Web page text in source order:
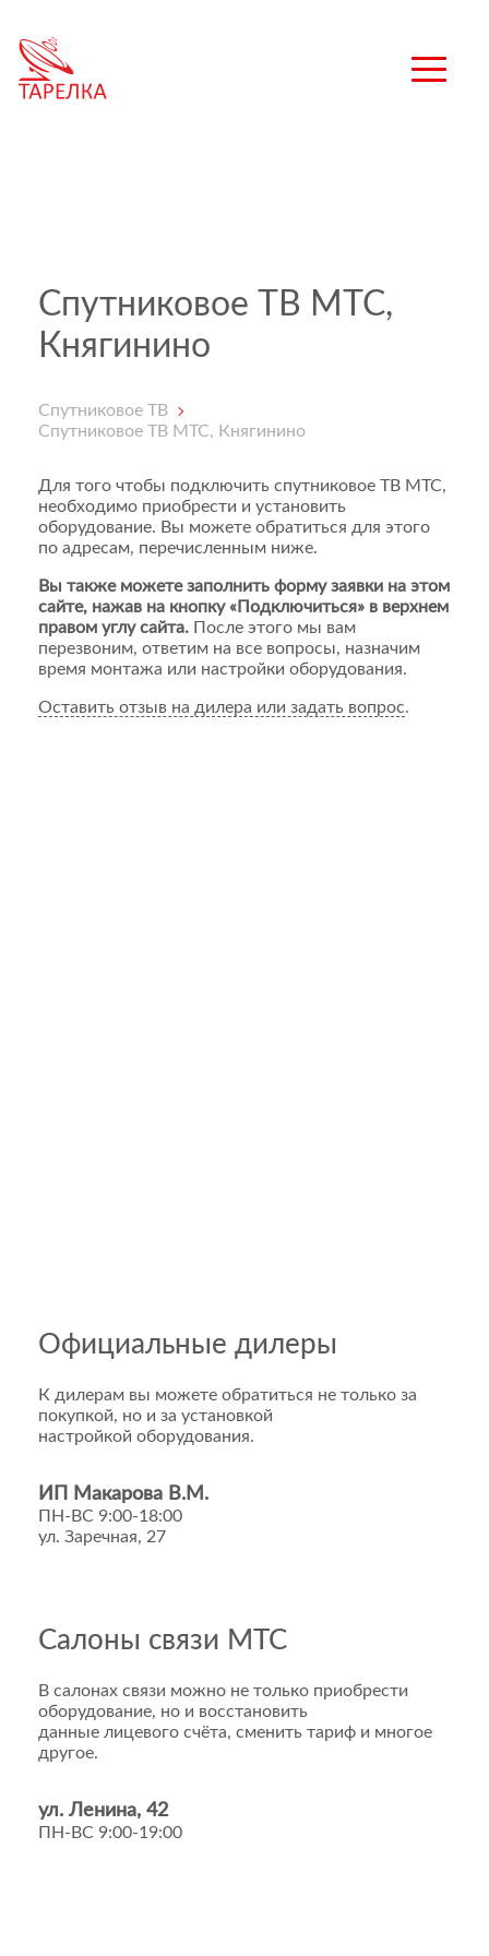
Спутниковое ТВ МТС,
Княгинино
Спутниковое ТВ
Спутниковое ТВ МТС, Княгинино
Для того чтобы подключить спутниковое ТВ МТС,
необходимо приобрести и установить
оборудование. Вы можете обратиться для этого
по адресам, перечисленным ниже.
Вы также можете заполнить форму заявки на этом
сайте, нажав на кнопку «Подключиться» в верхнем
правом углу сайта. После этого мы вам
перезвоним, ответим на все вопросы, назначим
время монтажа или настройки оборудования.
Оставить отзыв на дилера или задать вопрос.
Официальные дилеры
К дилерам вы можете обратиться не только за
покупкой, но и за установкой
настройкой оборудования.
ИП Макарова В.М.
ПН-ВС 9:00-18:00
ул. Заречная, 27
Салоны связи МТС
В салонах связи можно не только приобрести
оборудование, но и восстановить
данные лицевого счёта, сменить тариф и многое
другое.
ул. Ленина, 42
ПН-ВС 9:00-19:00